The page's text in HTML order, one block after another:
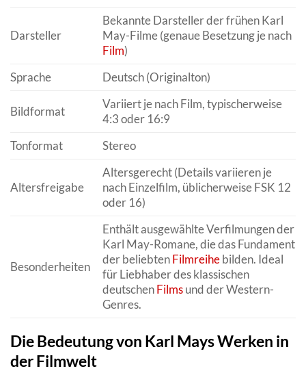
Darsteller
Bekannte Darsteller der frühen Karl
May-Filme (genaue Besetzung je nach
Film)
Sprache
Deutsch (Originalton)
Bildformat
Variiert je nach Film, typischerweise
4:3 oder 16:9
Tonformat
Stereo
Altersfreigabe
Altersgerecht (Details variieren je
nach Einzelfilm, üblicherweise FSK 12
oder 16)
Besonderheiten
Enthält ausgewählte Verfilmungen der
Karl May-Romane, die das Fundament
der beliebtenFilmreihebilden. Ideal
für Liebhaber des klassischen
deutschenFilmsund der Western-
Genres.
Die Bedeutung von Karl Mays Werken in
der Filmwelt